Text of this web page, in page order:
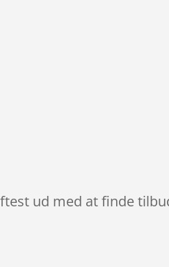
ud med at finde